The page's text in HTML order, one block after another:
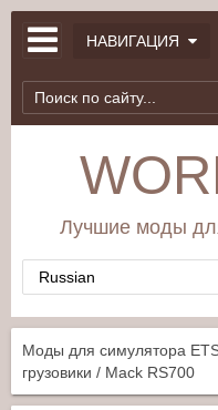
НАВИГАЦИЯ
Лучшие моды
Моды для симулятора
грузовики / Mack RS700